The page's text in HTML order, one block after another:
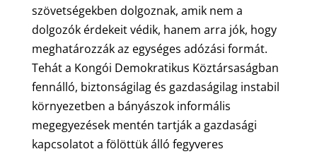
szövetségekben dolgoznak, amik nem a
dolgozók érdekeit védik, hanem arra jók, hogy
meghatározzák az egységes adózási formát.
Tehát a Kongói Demokratikus Köztársaságban
fennálló, biztonságilag és gazdaságilag instabil
környezetben a bányászok informális
megegyezések mentén tartják a gazdasági
kapcsolatot a fölöttük álló fegyveres